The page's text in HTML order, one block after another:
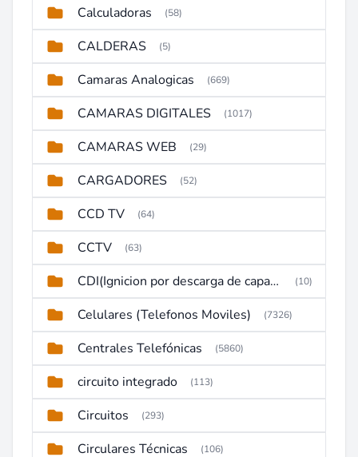
Calculadoras (58)
CALDERAS (5)
Camaras Analogicas (669)
CAMARAS DIGITALES (1017)
CAMARAS WEB (29)
CARGADORES (52)
CCD TV (64)
CCTV (63)
CDI(Ignicion por descarga de capacitor) (10)
Celulares (Telefonos Moviles) (7326)
Centrales Telefónicas (5860)
circuito integrado (113)
Circuitos (293)
Circulares Técnicas (106)